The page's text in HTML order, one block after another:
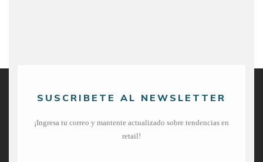
SUSCRIBETE AL NEWSLETTER
¡Ingresa tu correo y mantente actualizado sobre tendencias en
retail!